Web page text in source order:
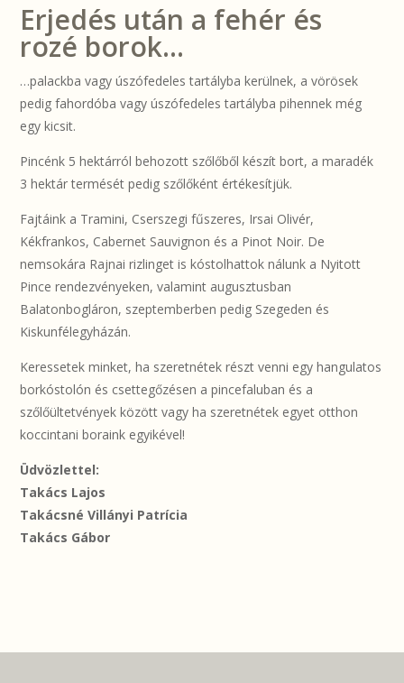
Erjedés után a fehér és
rozé borok…
…palackba vagy úszófedeles tartályba kerülnek, a vörösek
pedig fahordóba vagy úszófedeles tartályba pihennek még
egy kicsit.
Pincénk 5 hektárról behozott szőlőből készít bort, a maradék
3 hektár termését pedig szőlőként értékesítjük.
Fajtáink a Tramini, Cserszegi fűszeres, Irsai Olivér,
Kékfrankos, Cabernet Sauvignon és a Pinot Noir. De
nemsokára Rajnai rizlinget is kóstolhattok nálunk a Nyitott
Pince rendezvényeken, valamint augusztusban
Balatonbogláron, szeptemberben pedig Szegeden és
Kiskunfélegyházán.
Keressetek minket, ha szeretnétek részt venni egy hangulatos
borkóstolón és csettegőzésen a pincefaluban és a
szőlőültetvények között vagy ha szeretnétek egyet otthon
koccintani boraink egyikével!
Üdvözlettel:
Takács Lajos
Takácsné Villányi Patrícia
Takács Gábor